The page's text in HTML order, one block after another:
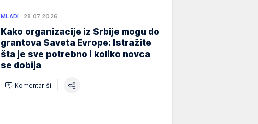
MLADI 28.07.2026.
Kako organizacije iz Srbije mogu do
grantova Saveta Evrope: Istražite
šta je sve potrebno i koliko novca
se dobija
Komentariši